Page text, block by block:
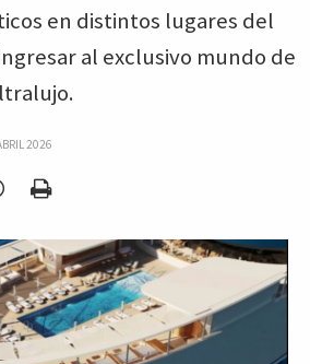
en distintos lugares del
al exclusivo mundo de
2026